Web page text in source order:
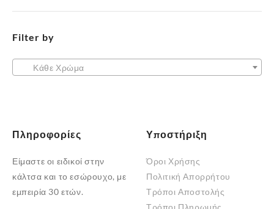
να
Filter by
Κάθε Χρώμα
Πληροφορίες
Είμαστε οι ειδικοί στην
κάλτσα και το εσώρουχο, με
εμπειρία 30 ετών.
Υποστήριξη
Όροι Χρήσης
Πολιτική Απορρήτου
Τρόποι Αποστολής